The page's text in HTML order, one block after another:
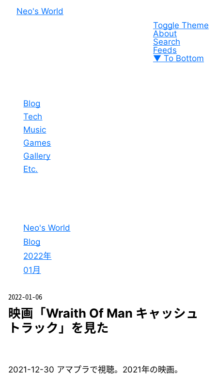
Neo's World
Toggle Theme
About
Search
Feeds
▼ To Bottom
Blog
Tech
Music
Games
Gallery
Etc.
Neo's World
Blog
2022年
01月
2022-01-06
映画「Wraith Of Man キャッシュ
トラック」を見た
2021-12-30 アマプラで視聴。2021年の映画。